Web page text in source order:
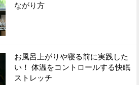
ながり方
お風呂上がりや寝る前に実践した
い！ 体温をコントロールする快眠
ストレッチ